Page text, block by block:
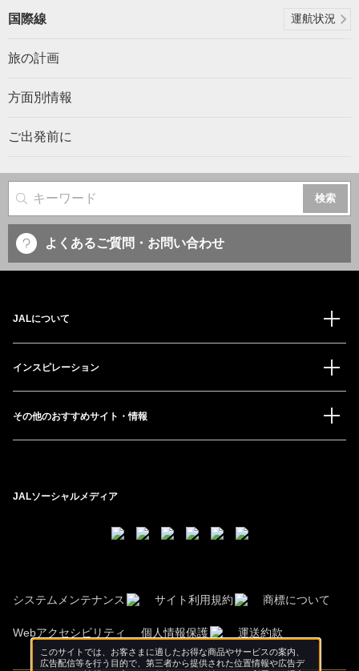
国際線 運航状況
旅の計画
方面別情報
ご出発前に
サイト内検索
よくあるご質問・お問い合わせ
JALについて
インスピレーション
その他のおすすめサイト・情報
JALソーシャルメディア
システムメンテナンス サイト利用規約 商標について
Webアクセシビリティ 個人情報保護 運送約款
このサイトでは、お客さまに適したお得な商品やサービスの案内、
広告配信等を行う目的で、第三者から提供された位置情報や広告デ